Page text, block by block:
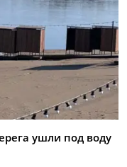
ушли под воду